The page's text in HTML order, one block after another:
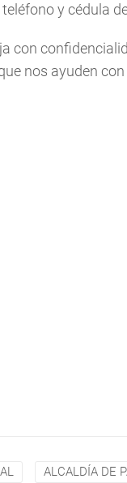
y cédula
con
nos ayuden
ALCALDÍA DE